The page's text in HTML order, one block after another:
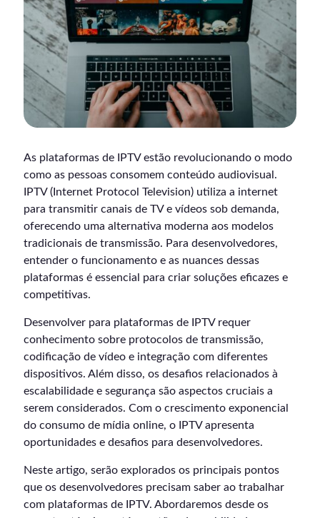
As plataformas de IPTV estão revolucionando o modo
como as pessoas consomem conteúdo audiovisual.
IPTV (Internet Protocol Television) utiliza a internet
para transmitir canais de TV e vídeos sob demanda,
oferecendo uma alternativa moderna aos modelos
tradicionais de transmissão. Para desenvolvedores,
entender o funcionamento e as nuances dessas
plataformas é essencial para criar soluções eficazes e
competitivas.
Desenvolver para plataformas de IPTV requer
conhecimento sobre protocolos de transmissão,
codificação de vídeo e integração com diferentes
dispositivos. Além disso, os desafios relacionados à
escalabilidade e segurança são aspectos cruciais a
serem considerados. Com o crescimento exponencial
do consumo de mídia online, o IPTV apresenta
oportunidades e desafios para desenvolvedores.
Neste artigo, serão explorados os principais pontos
que os desenvolvedores precisam saber ao trabalhar
com plataformas de IPTV. Abordaremos desde os